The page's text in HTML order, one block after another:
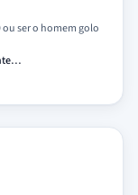
ou ser o homem golo